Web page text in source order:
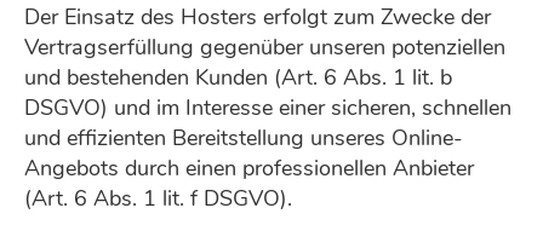
Der Einsatz des Hosters erfolgt zum Zwecke der
Vertragserfüllung gegenüber unseren potenziellen
und bestehenden Kunden (Art. 6 Abs. 1 lit. b
DSGVO) und im Interesse einer sicheren, schnellen
und effizienten Bereitstellung unseres Online-
Angebots durch einen professionellen Anbieter
(Art. 6 Abs. 1 lit. f DSGVO).